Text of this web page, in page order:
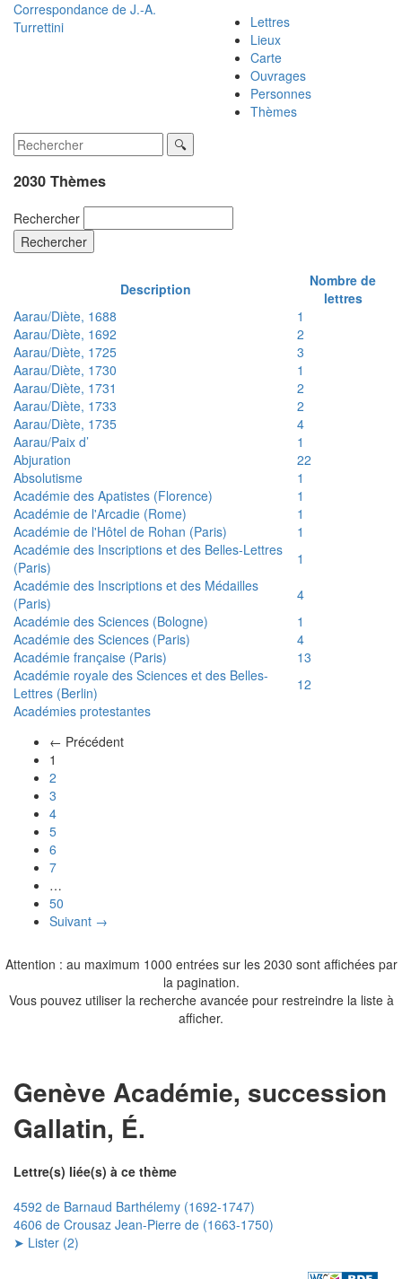
Correspondance de J.-A.
Turrettini
Lettres
Lieux
Carte
Ouvrages
Personnes
Thèmes
2030 Thèmes
Rechercher
Rechercher
Description
Nombre de
lettres
Aarau/Diète, 1688
1
Aarau/Diète, 1692
2
Aarau/Diète, 1725
3
Aarau/Diète, 1730
1
Aarau/Diète, 1731
2
Aarau/Diète, 1733
2
Aarau/Diète, 1735
4
Aarau/Paix d’
1
Abjuration
22
Absolutisme
1
Académie des Apatistes (Florence)
1
Académie de l'Arcadie (Rome)
1
Académie de l'Hôtel de Rohan (Paris)
1
Académie des Inscriptions et des Belles-Lettres
(Paris)
1
Académie des Inscriptions et des Médailles
(Paris)
4
Académie des Sciences (Bologne)
1
Académie des Sciences (Paris)
4
Académie française (Paris)
13
Académie royale des Sciences et des Belles-
Lettres (Berlin)
12
Académies protestantes
← Précédent
1
2
3
4
5
6
7
…
50
Suivant →
Attention : au maximum 1000 entrées sur les 2030 sont affichées par
la pagination.
Vous pouvez utiliser la recherche avancée pour restreindre la liste à
afficher.
Genève Académie, succession
Gallatin, É.
Lettre(s) liée(s) à ce thème
4592 de Barnaud Barthélemy (1692-1747)
4606 de Crousaz Jean-Pierre de (1663-1750)
➤ Lister (2)